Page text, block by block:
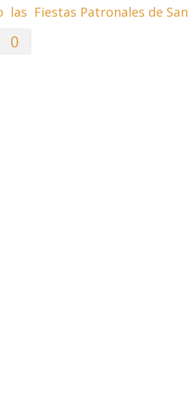
las Fiestas Patronales de
0